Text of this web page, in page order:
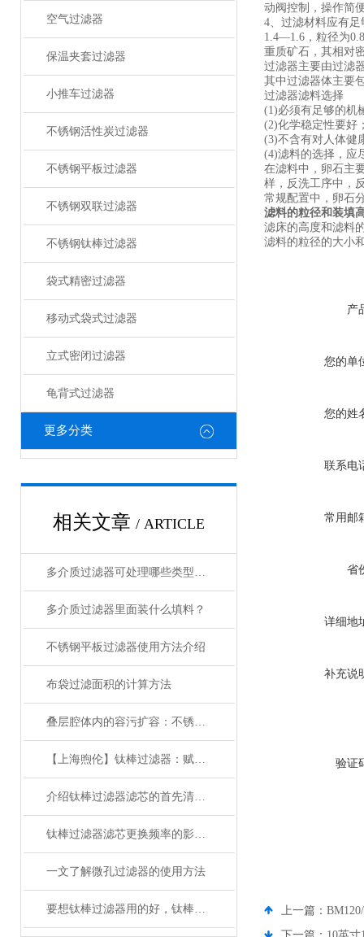
空气过滤器
保温夹套过滤器
小推车过滤器
不锈钢活性炭过滤器
不锈钢平板过滤器
不锈钢双联过滤器
不锈钢钛棒过滤器
袋式精密过滤器
移动式袋式过滤器
立式密闭过滤器
龟背式过滤器
更多分类
相关文章 / ARTICLE
多介质过滤器可处理哪些类型的水质问题？
多介质过滤器里面装什么填料？
不锈钢平板过滤器使用方法介绍
布袋过滤面积的计算方法
叠层腔体内的容污扩容：不锈钢多层板框过滤器工作原理详解
【上海煦伦】钛棒过滤器：赋能环保产业升级
介绍钛棒过滤器滤芯的首先清理方法（超声波清洗）
钛棒过滤器滤芯更换频率的影响因素及建议
一文了解微孔过滤器的使用方法
要想钛棒过滤器用的好，钛棒滤芯的清洗可要做到位了
动阀控制，操作简
4、过滤材料应有
1.4—1.6，粒径为
重质矿石，其相对
过滤器主要由过滤
其中过滤器体主要
过滤器滤料选择
(1)必须有足够的机
(2)化学稳定性要好
(3)不含有对人体健
(4)滤料的选择，应
在滤料中，卵石主
样，反洗工序中，
常规配置中，卵石
滤料的粒径和装填
滤床的高度和滤料
滤料的粒径的大小
产
您的单
您的姓
联系电
常用邮
省
详细地
补充说
验证
上一篇：